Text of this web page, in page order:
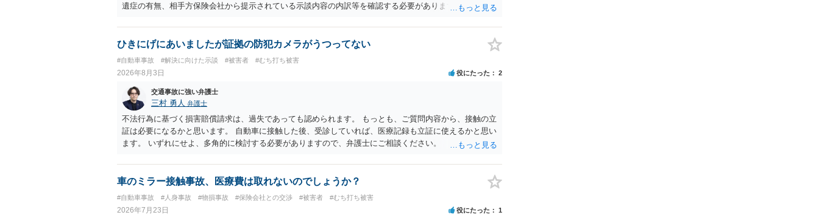
遺症の有無、相手方保険会社から提示されている示談内容の内訳等を確認する必要があります。保険会社
で、以下の資料・情報を準備した上で、弁護士に個別に相談することをお勧めいたします。 ・相手方保険
会社から届いている示談金額の提示書類 ・叔母様の診断名、けがの内容 ・治療開始日及び治療終了日 ・
今回の事故で利用できる弁護士費用特約が付帯しているか なお、被害者は叔母様ご本人となりますので、
弁護士が受任する場合には、叔母様ご本人の依頼意思等を確認する必要があります。日本語での十分な意
思疎通が難しいとのことですので、そのあたりのご事情も踏まえて、依頼意思の確認方法等を検討する必
要があると思われます。
ひきにげにあいましたが証拠の防犯カメラがうつってない
#自動車事故 #解決に向けた示談 #被害者 #むち打ち被害
2026年8月3日 役にたった 2
交通事故に強い弁護士
三村 勇人 弁護士
不法行為に基づく損害賠償請求は、過失であっても認められます。 もっとも、ご質問内容から、接触の立
証は必要になるかと思います。 自動車に接触した後、受診していれば、医療記録も立証に使えるかと思い
ます。 いずれにせよ、多角的に検討する必要がありますので、弁護士にご相談ください。
車のミラー接触事故、医療費は取れないのでしょうか？
#自動車事故 #人身事故 #物損事故 #保険会社との交渉 #被害者 #むち打ち被害
2026年7月23日 役にたった 1